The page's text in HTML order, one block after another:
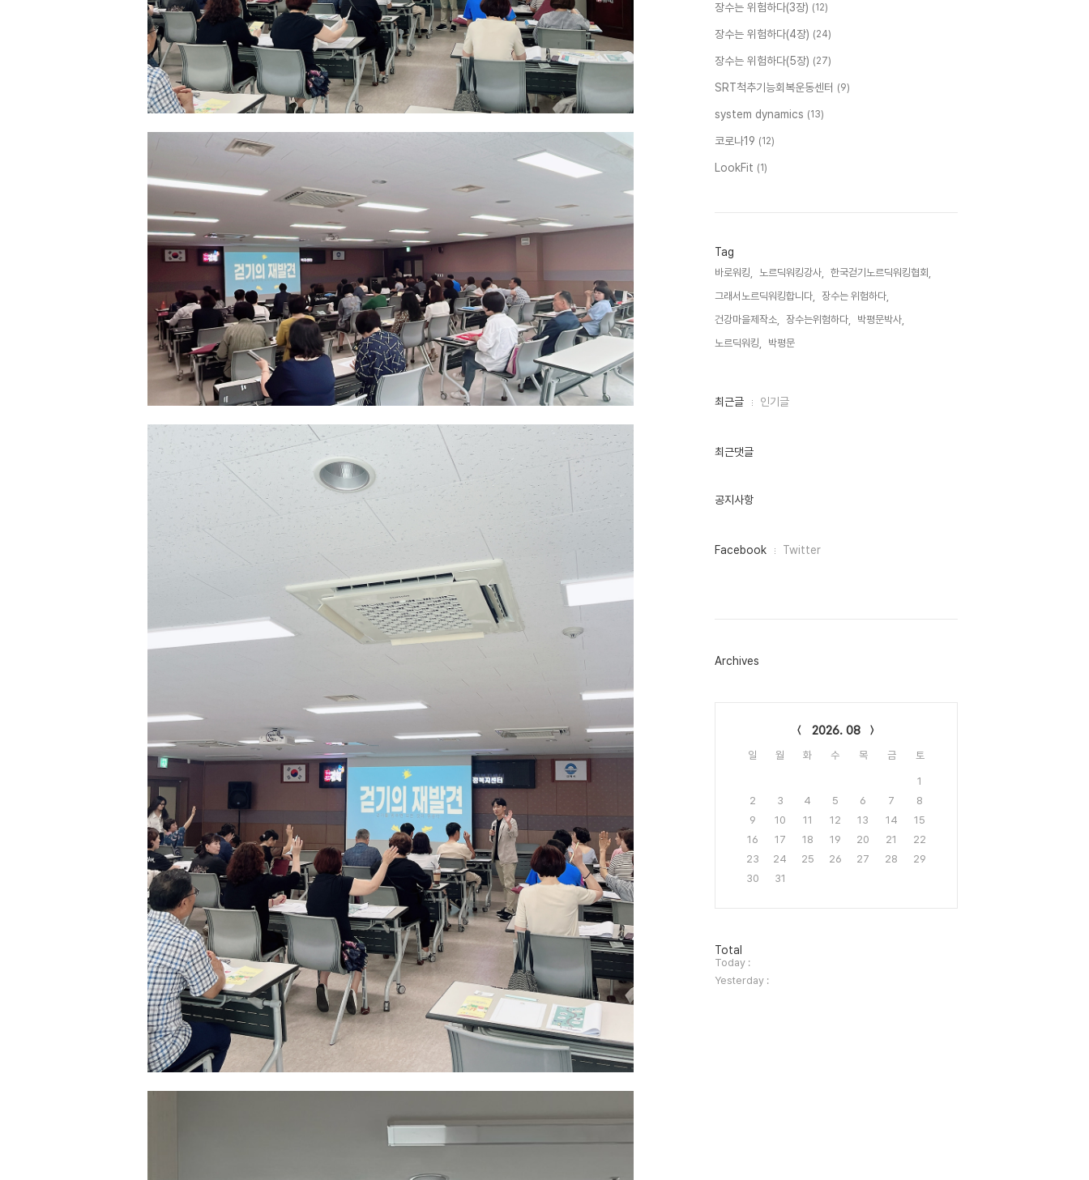
장수는 위험하다(3장) (12)
장수는 위험하다(4장) (24)
장수는 위험하다(5장) (27)
SRT척추기능회복운동센터 (9)
system dynamics (13)
코로나19 (12)
LookFit (1)
Tag
바로워킹, 노르딕워킹강사,
한국걷기노르딕워킹협회,
그래서노르딕워킹합니다,
장수는 위험하다,
건강마을제작소,
장수는위험하다,
박평문박사,
노르딕워킹,
박평문,
최
인
최근글 인기글
최근댓글
공지사항
페
그
Facebook Twitter
Archives
2026. 08
일 월 화 수 목 금 토
1
2
3 4 5 6 7
8
9
10 11 12 13 14
15
16
17 18 19 20 21
22
23
24 25 26 27 28
29
30
31
방
문
자
수
Total
Today :
Yesterday :